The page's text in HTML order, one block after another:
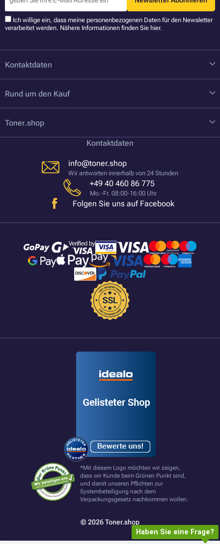
Ich willige ein, dass meine personenbezogenen Daten für den Newsletter
verarbeitet werden. Nähere Informationen finden Sie hier.
Kontaktdaten
Rund um den Kauf
Toner.shop
Kontaktdaten
info@toner.shop
Wir antworten innerhalb von 24 Stunden
+49 40 460 86 775
Mo.-Fr. 08:00-16:00 Uhr
Folgen Sie uns auf Facebook
*Mit diesem Logo möchten wir zeigen,
dass wir Kunde beim Grünen Punkt sind,
und damit unseren Pflichten zur
Systembeteiligung nach dem
Verpackungsgesetz nachkommen wollen.
© 2026 Toner.shop
Haben Sie eine Frage?